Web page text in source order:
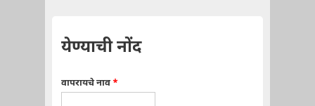
येण्याची नोंद
वापरायचे नाव *